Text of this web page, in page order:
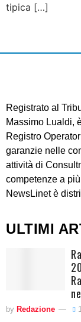
tipica […]
Registrato al
Massimo Lualdi,
Registro
garanzie nelle
attività di
competenze a
NewsLinet è
ULTIMI
by Redazione